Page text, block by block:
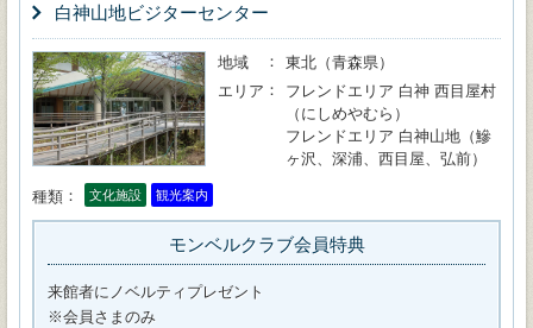
白神山地ビジターセンター
地域
東北（青森県）
エリア
フレンドエリア 白神 西目屋村
（にしめやむら）
フレンドエリア 白神山地（鰺
ヶ沢、深浦、西目屋、弘前）
種類 文化施設 観光案内
モンベルクラブ会員特典
来館者にノベルティプレゼント
※会員さまのみ